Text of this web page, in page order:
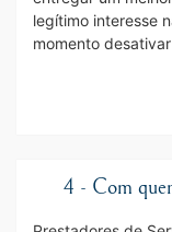
legítimo interesse
momento
4 - Com